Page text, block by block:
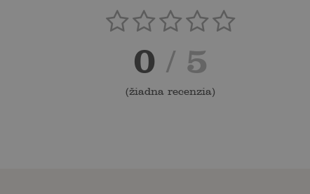
0 / 5
(žiadna recenzia)